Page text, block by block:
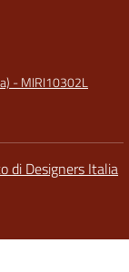
- MIRI10302L
di Designers Italia